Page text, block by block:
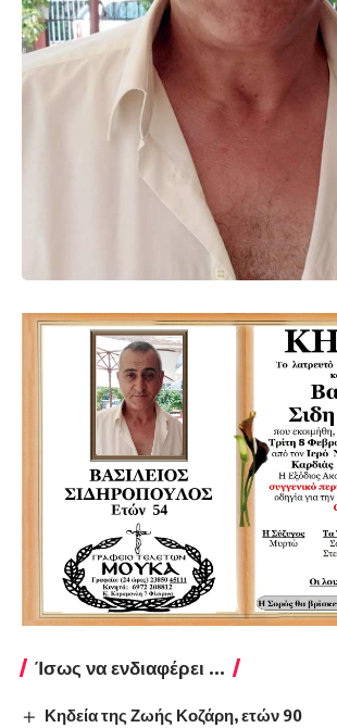
Ίσως να ενδιαφέρει ...
Κηδεία της Ζωής Κοζάρη, ετών 90